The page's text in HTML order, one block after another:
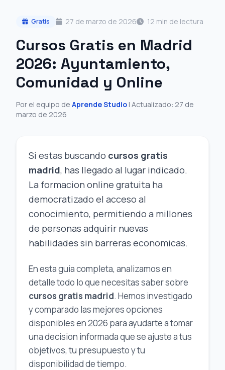
Gratis 27 de marzo de 2026 12 min de lectura
Cursos Gratis en Madrid
2026: Ayuntamiento,
Comunidad y Online
Por el equipo de Aprende Studio | Actualizado: 27 de
marzo de 2026
Si estas buscando cursos gratis
madrid, has llegado al lugar indicado.
La formacion online gratuita ha
democratizado el acceso al
conocimiento, permitiendo a millones
de personas adquirir nuevas
habilidades sin barreras economicas.
En esta guia completa, analizamos en
detalle todo lo que necesitas saber sobre
cursos gratis madrid. Hemos investigado
y comparado las mejores opciones
disponibles en 2026 para ayudarte a tomar
una decision informada que se ajuste a tus
objetivos, tu presupuesto y tu
disponibilidad de tiempo.